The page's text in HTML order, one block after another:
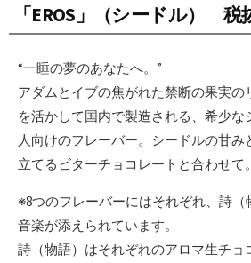
「EROS」（シードル） 税
“一睡の夢のあなたへ。”
アダムとイブの焦がれた禁断の果実の
を活かして国内で製造される、希少な
人向けのフレーバー。シードルの甘み
立てるビターチョコレートと合わせて。
※8つのフレーバーにはそれぞれ、詩
音楽が添えられています。
詩（物語）はそれぞれのアロマ生チョ